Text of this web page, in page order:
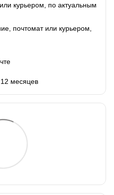
курьером, по актуальным
почтомат или курьером,
12 месяцев